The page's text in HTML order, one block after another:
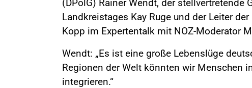
(DPolG) Rainer Wendt, der stellvertretende
Landkreistages Kay Ruge und der Leiter
Kopp im Expertentalk mit NOZ-Moderator
Wendt: „Es ist eine große Lebenslüge
Regionen der Welt könnten wir Menschen
integrieren.“